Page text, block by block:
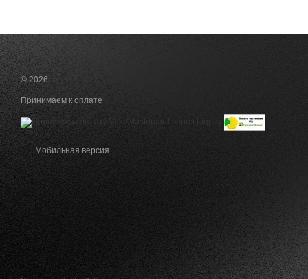
© 2026
Принимаем к оплате
Мобильная версия